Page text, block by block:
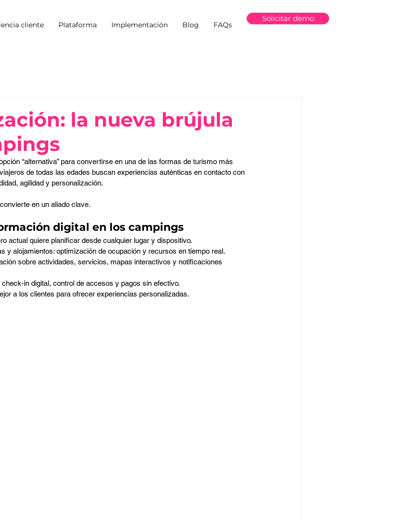
cliente Plataforma Implementación Blog FAQs
Solicitar demo
la nueva brújula
“alternativa” para convertirse en una de las formas de turismo más
de todas las edades buscan experiencias auténticas en contacto con
agilidad y personalización.
en un aliado clave.
digital en los campings
actual quiere planificar desde cualquier lugar y dispositivo.
y alojamientos: optimización de ocupación y recursos en tiempo real.
sobre actividades, servicios, mapas interactivos y notificaciones
in digital, control de accesos y pagos sin efectivo.
a los clientes para ofrecer experiencias personalizadas.